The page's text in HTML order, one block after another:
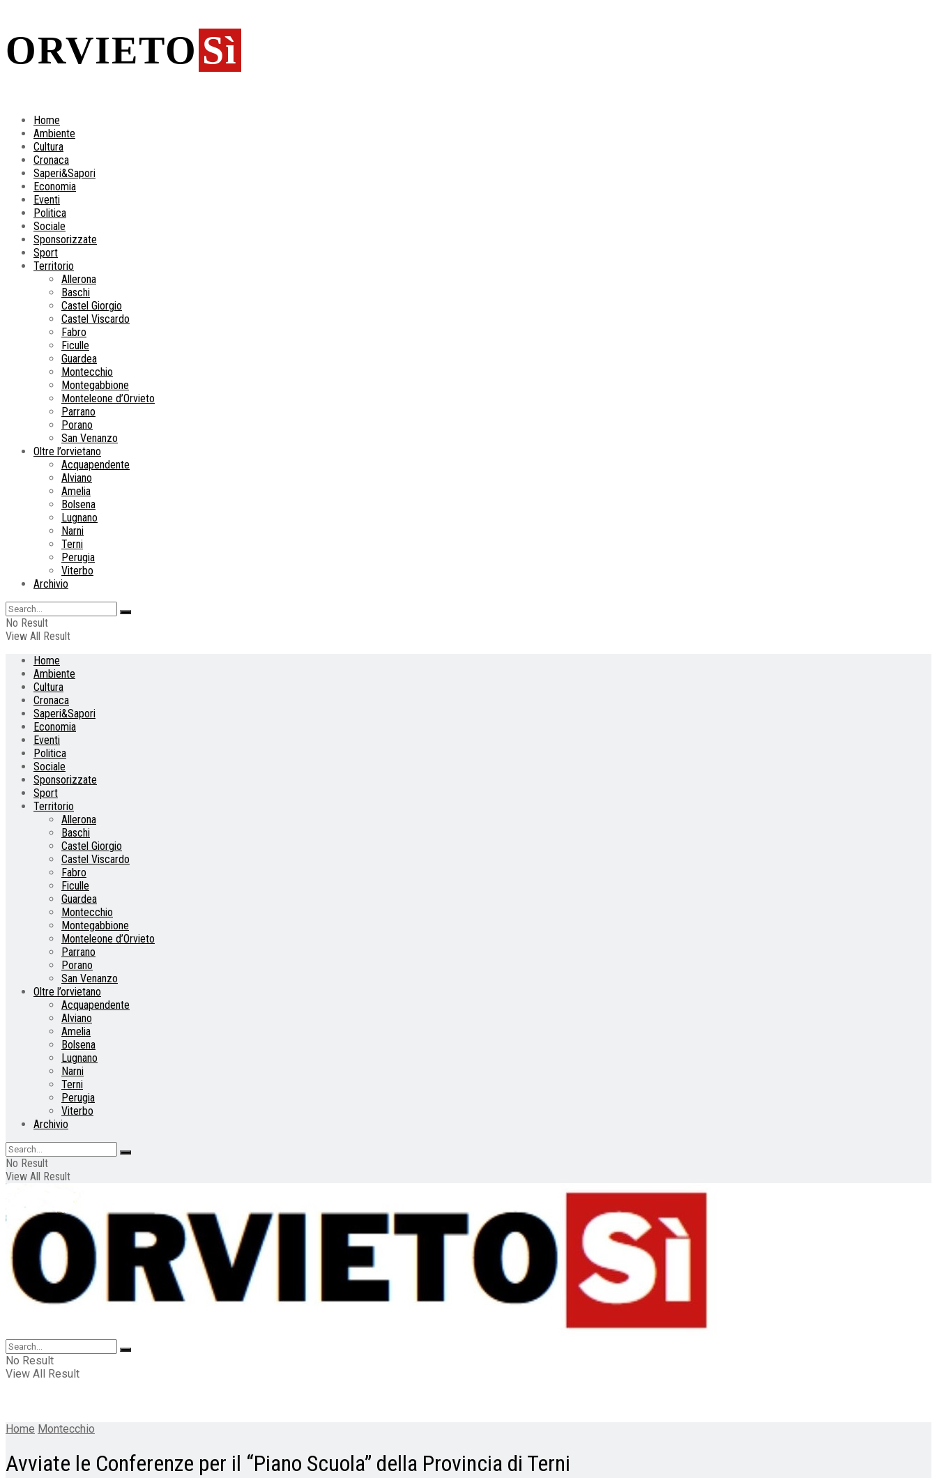
ORVIETO Sì
Home
Ambiente
Cultura
Cronaca
Saperi&Sapori
Economia
Eventi
Politica
Sociale
Sponsorizzate
Sport
Territorio
Allerona
Baschi
Castel Giorgio
Castel Viscardo
Fabro
Ficulle
Guardea
Montecchio
Montegabbione
Monteleone d’Orvieto
Parrano
Porano
San Venanzo
Oltre l’orvietano
Acquapendente
Alviano
Amelia
Bolsena
Lugnano
Narni
Terni
Perugia
Viterbo
Archivio
No Result
View All Result
Home
Ambiente
Cultura
Cronaca
Saperi&Sapori
Economia
Eventi
Politica
Sociale
Sponsorizzate
Sport
Territorio
Allerona
Baschi
Castel Giorgio
Castel Viscardo
Fabro
Ficulle
Guardea
Montecchio
Montegabbione
Monteleone d’Orvieto
Parrano
Porano
San Venanzo
Oltre l’orvietano
Acquapendente
Alviano
Amelia
Bolsena
Lugnano
Narni
Terni
Perugia
Viterbo
Archivio
No Result
View All Result
No Result
View All Result
Home Montecchio
Avviate le Conferenze per il “Piano Scuola” della Provincia di Terni